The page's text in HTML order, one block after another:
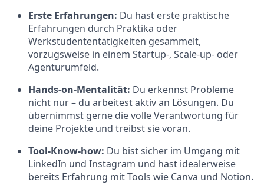
Erste Erfahrungen: Du hast erste praktische
Erfahrungen durch Praktika oder
Werkstudententätigkeiten gesammelt,
vorzugsweise in einem Startup-, Scale-up- oder
Agenturumfeld.
Hands-on-Mentalität: Du erkennst Probleme
nicht nur – du arbeitest aktiv an Lösungen. Du
übernimmst gerne die volle Verantwortung für
deine Projekte und treibst sie voran.
Tool-Know-how: Du bist sicher im Umgang mit
LinkedIn und Instagram und hast idealerweise
bereits Erfahrung mit Tools wie Canva und Notion.